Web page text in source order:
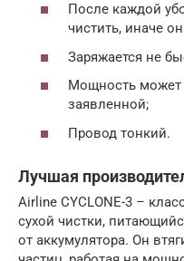
После каждой
чистить, иначе
Заряжается не
Мощность может
заявленной;
Провод тонкий.
Лучшая
Airline CYCLONE-3 –
сухой чистки,
от аккумулятора. Он